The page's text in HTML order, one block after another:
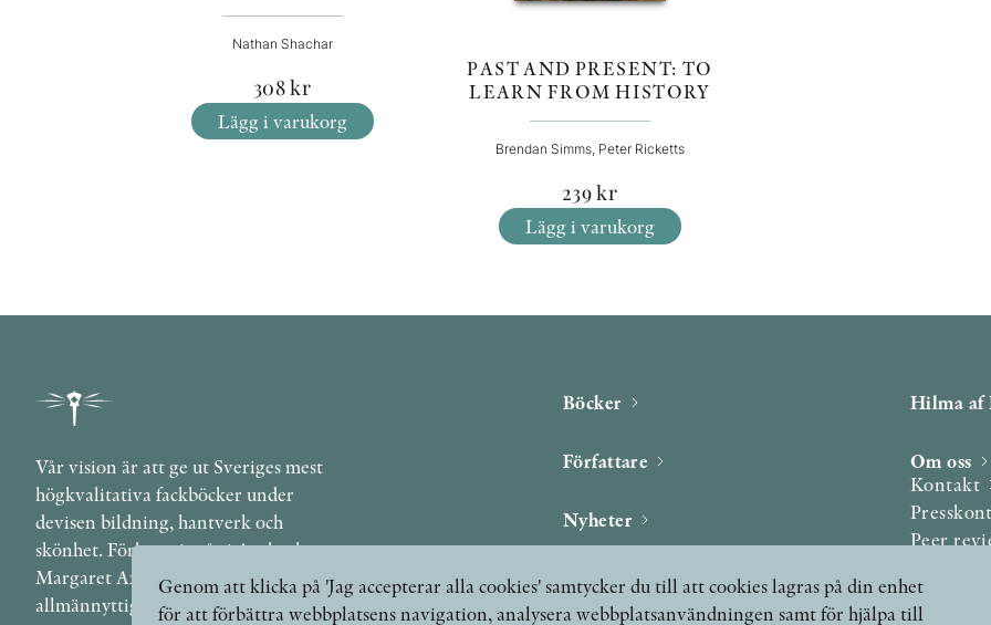
Nathan Shachar
308kr
Lägg i varukorg
PAST AND PRESENT: TO
LEARN FROM HISTORY
Brendan Simms, Peter Ricketts
239kr
Lägg i varukorg
Vår vision är att ge ut Sveriges mest
högkvalitativa fackböcker under
devisen bildning, hantverk och
skönhet. Förlaget ingår i Axel och
Margaret Ax:son Johnsons stiftelse för
allmännyttiga ändamål.
Böcker
Författare
Nyheter
Podcast & video
Yukiko och Patrik möter
Hilma
Om oss
Kontakt
Peer
Genom att klicka på 'Jag accepterar alla cookies' samtycker du till att cookies lagras på din enhet
för att förbättra webbplatsens navigation, analysera webbplatsanvändningen samt för hjälpa till